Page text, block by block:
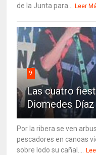
de la Junta para... Leer
9
Las cuatro
Diomedes
Por la ribera se ven
pescadores en canoas
sobre lodo su cañal....